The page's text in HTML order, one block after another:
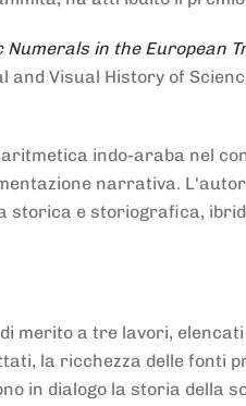
Numerals in the European
Visual History of
indo-araba nel
narrativa.
e storiografica,
merito a tre lavori,
la ricchezza delle fonti
in dialogo la storia della